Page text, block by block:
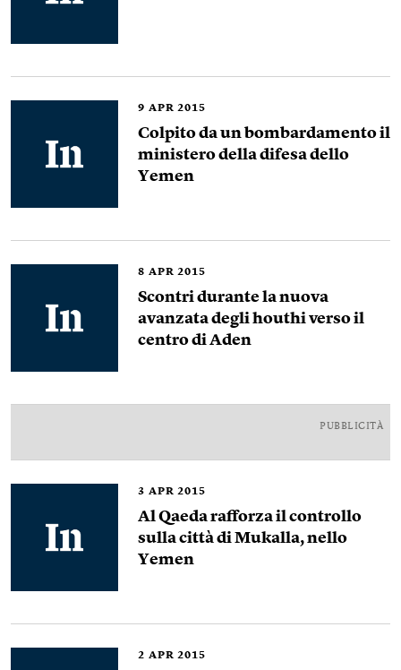
9 APR 2015
Colpito da un bombardamento il
ministero della difesa dello
Yemen
8 APR 2015
Scontri durante la nuova
avanzata degli houthi verso il
centro di Aden
PUBBLICITÀ
3 APR 2015
Al Qaeda rafforza il controllo
sulla città di Mukalla, nello
Yemen
2 APR 2015